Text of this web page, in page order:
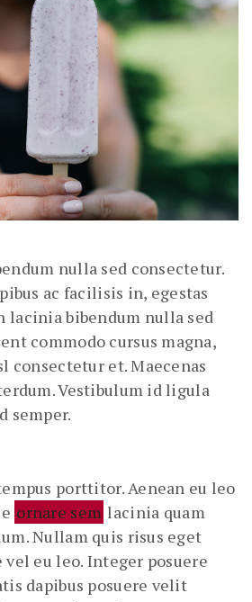
nulla sed consectetur.
ac facilisis in, egestas
lacinia bibendum nulla sed
commodo cursus magna,
consectetur et. Maecenas
Vestibulum id ligula
semper.
porttitor. Aenean eu leo
ornare sem lacinia quam
Nullam quis risus eget
eu leo. Integer posuere
dapibus posuere velit